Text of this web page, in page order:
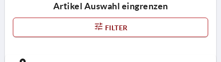
Artikel Auswahl eingrenzen
FILTER